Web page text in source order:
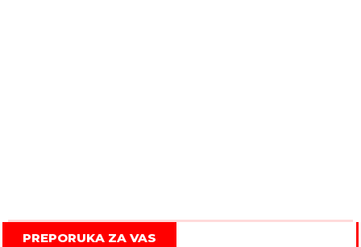
PREPORUKA ZA VAS